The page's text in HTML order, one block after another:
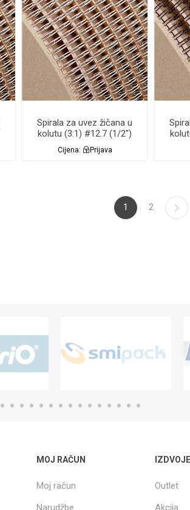
Spirala za uvez žičana u
kolutu (3:1) #12.7 (1/2")
BIJELA 26.000 Renz
Cijena: Prijava
1 2
MOJ RAČUN
Moj račun
Narudžbe
Outlet
Akcija